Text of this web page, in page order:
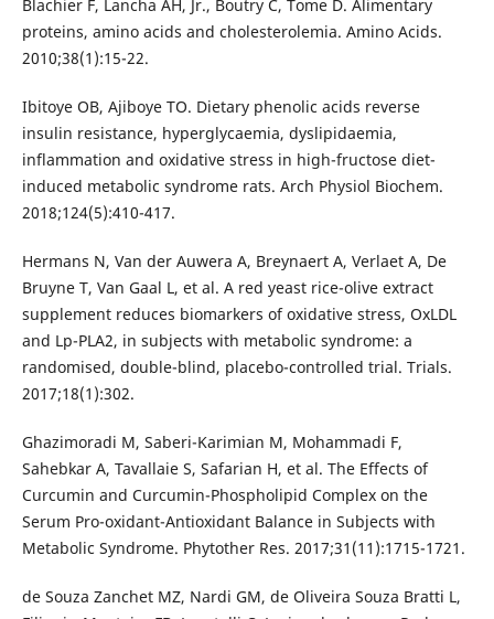
Blachier F, Lancha AH, Jr., Boutry C, Tome D. Alimentary
proteins, amino acids and cholesterolemia. Amino Acids.
2010;38(1):15-22.
Ibitoye OB, Ajiboye TO. Dietary phenolic acids reverse
insulin resistance, hyperglycaemia, dyslipidaemia,
inflammation and oxidative stress in high-fructose diet-
induced metabolic syndrome rats. Arch Physiol Biochem.
2018;124(5):410-417.
Hermans N, Van der Auwera A, Breynaert A, Verlaet A, De
Bruyne T, Van Gaal L, et al. A red yeast rice-olive extract
supplement reduces biomarkers of oxidative stress, OxLDL
and Lp-PLA2, in subjects with metabolic syndrome: a
randomised, double-blind, placebo-controlled trial. Trials.
2017;18(1):302.
Ghazimoradi M, Saberi-Karimian M, Mohammadi F,
Sahebkar A, Tavallaie S, Safarian H, et al. The Effects of
Curcumin and Curcumin-Phospholipid Complex on the
Serum Pro-oxidant-Antioxidant Balance in Subjects with
Metabolic Syndrome. Phytother Res. 2017;31(11):1715-1721.
de Souza Zanchet MZ, Nardi GM, de Oliveira Souza Bratti L,